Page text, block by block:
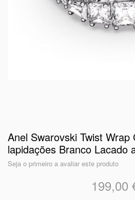
Anel Swarovski Twist Wrap
lapidações Branco Lacado
Seja o primeiro a avaliar este produto
199,00